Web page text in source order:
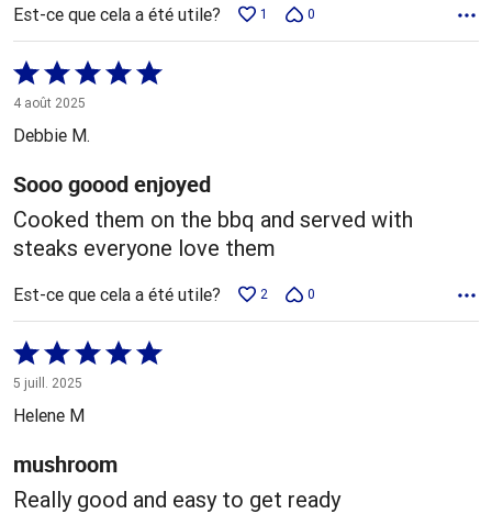
Est-ce que cela a été utile? 1 0
Coté
5 sur
5
4 août 2025
Debbie M.
Sooo goood enjoyed
Cooked them on the bbq and served with
steaks everyone love them
Est-ce que cela a été utile? 2 0
Coté
5 sur
5
5 juill. 2025
Helene M
mushroom
Really good and easy to get ready